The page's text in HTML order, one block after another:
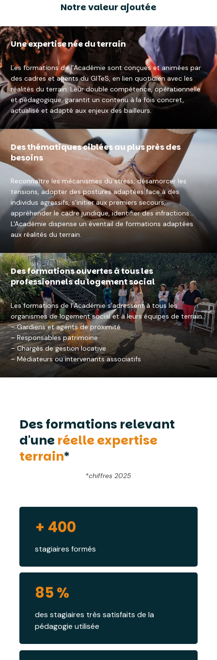
Notre valeur ajoutée
Une expertise née du terrain
Les formations de l’Académie sont conçues et animées par
des cadres et agents du GITeS, en lien quotidien avec les
réalités du terrain. Leur double compétence, opérationnelle
et pédagogique, garantit un contenu à la fois concret,
actualisé et adapté aux enjeux des bailleurs.
Des thématiques ciblées au plus près des
besoins
Reconnaître les mécanismes du stress, désamorcer les
tensions, adopter des postures adaptées face à des
individus agressifs, s'initier aux premiers secours,
appréhender le cadre juridique, identifier des infractions…
L'Académie dispense un éventail de formations adaptées
aux réalités du terrain.
Des formations ouvertes à tous les
professionnels du logement social
Les formations de l’Académie s’adressent à tous les
organismes de logement social et à leurs équipes de terrain :
– Gardiens et agents de proximité
– Responsables patrimoine
– Chargés de gestion locative
– Médiateurs ou intervenants associatifs
Des formations relevant
d'une réelle expertise
terrain*
*chiffres 2025
+ 400
stagiaires formés
85 %
des stagiaires très satisfaits de la
pédagogie utilisée